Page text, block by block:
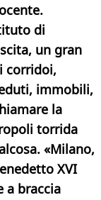
di
un gran
corridoi,
immobili,
la
torrida
«Milano,
XVI
a braccia